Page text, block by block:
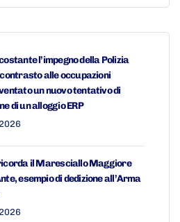
l’impegno della Polizia
alle occupazioni
un nuovo tentativo di
di un alloggio ERP
il Maresciallo Maggiore
esempio di dedizione all’Arma